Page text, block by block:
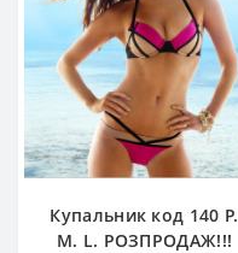
Купальник код 140 Р.
M. L. РОЗПРОДАЖ!!!